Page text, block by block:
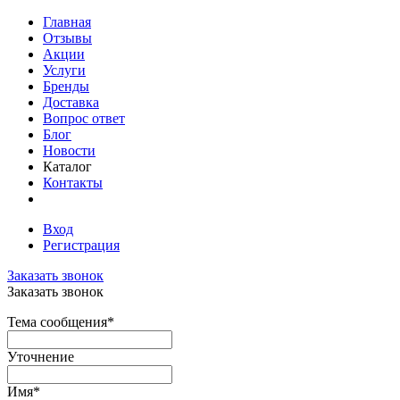
Главная
Отзывы
Акции
Услуги
Бренды
Доставка
Вопрос ответ
Блог
Новости
Каталог
Контакты
Вход
Регистрация
Заказать звонок
Заказать звонок
Тема сообщения*
Уточнение
Имя*